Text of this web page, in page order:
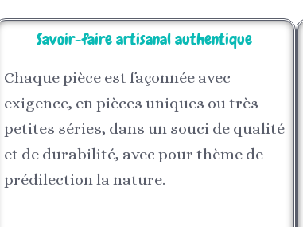
Savoir-faire artisanal authentique
Chaque pièce est façonnée avec
exigence, en pièces uniques ou très
petites séries, dans un souci de qualité
et de durabilité, avec pour thème de
prédilection la nature.